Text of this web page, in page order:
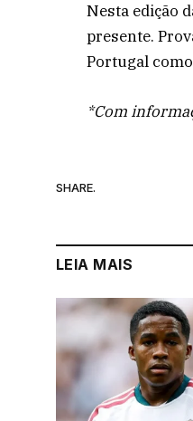
Nesta edição
presente.
Portugal
*Com
SHARE.
LEIA MAIS